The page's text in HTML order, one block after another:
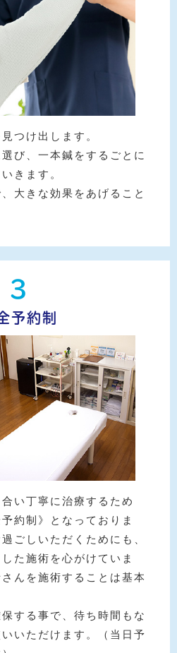
つけ出します。
び、一本鍼をするごとに
きます。
大きな効果をあげること
3
予約制
い丁寧に治療するため
約制》となっておりま
ごしいただくためにも、
た施術を心がけていま
んを施術することは基本
する事で、待ち時間もな
いただけます。（当日予